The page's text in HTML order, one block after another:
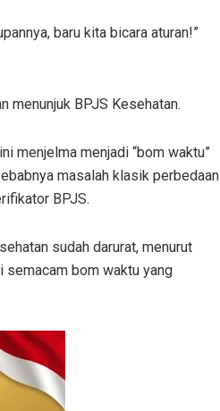
baru kita bicara aturan!”
menunjuk BPJS Kesehatan.
menjelma menjadi “bom waktu”
masalah klasik perbedaan
BPJS.
sudah darurat, menurut
semacam bom waktu yang